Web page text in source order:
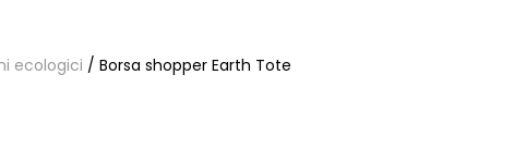
ecologici / Borsa shopper Earth Tote